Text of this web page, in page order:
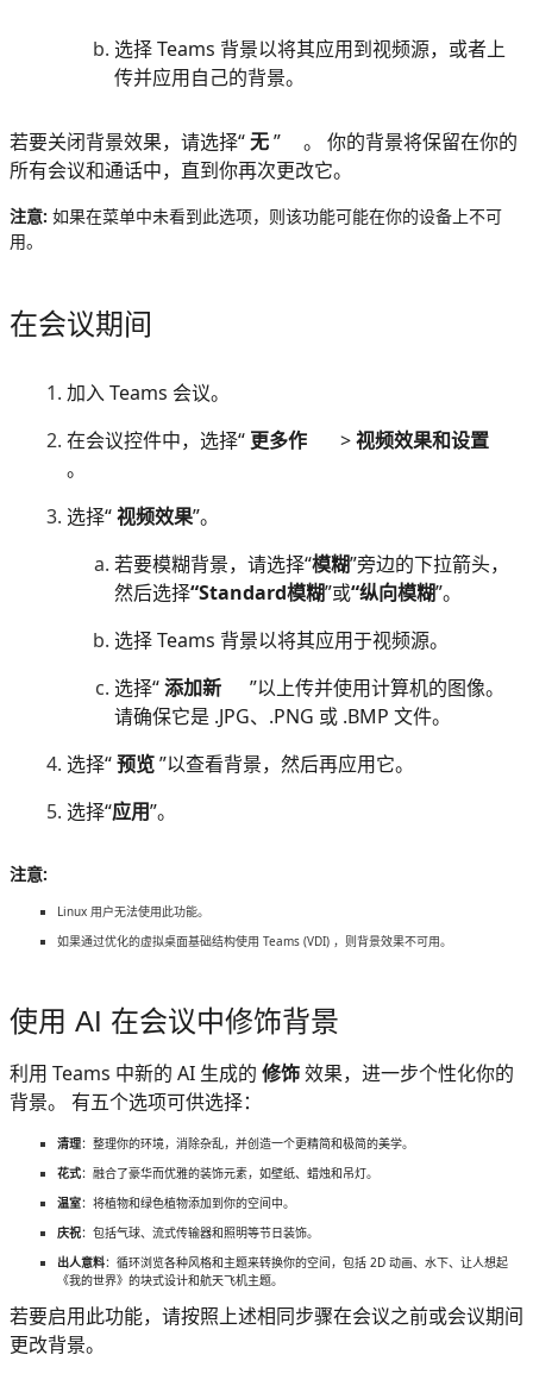
选择 Teams 背景以将其应用到视频源，或者上
传并应用自己的背景。
若要关闭背景效果，请选择“无”
。 你的背景将保留在你的
所有会议和通话中，直到你再次更改它。
注意: 如果在菜单中未看到此选项，则该功能可能在你的设备上不可
用。
在会议期间
加入 Teams 会议。
在会议控件中，选择“ 更多作 >视频效果和设置
。
选择“视频效果”。
若要模糊背景，请选择“模糊”旁边的下拉箭头，
然后选择“Standard模糊”或“纵向模糊”。
选择 Teams 背景以将其应用于视频源。
选择“添加新
”以上传并使用计算机的图像。
请确保它是 .JPG、.PNG 或 .BMP 文件。
选择“预览”以查看背景，然后再应用它。
选择“应用”。
注意:
Linux 用户无法使用此功能。
如果通过优化的虚拟桌面基础结构使用 Teams (VDI) ，则背景效果不可用。
使用 AI 在会议中修饰背景
利用 Teams 中新的 AI 生成的 修饰效果，进一步个性化你的
背景。 有五个选项可供选择：
清理：整理你的环境，消除杂乱，并创造一个更精简和极简的美学。
花式：融合了豪华而优雅的装饰元素，如壁纸、蜡烛和吊灯。
温室：将植物和绿色植物添加到你的空间中。
庆祝：包括气球、流式传输器和照明等节日装饰。
出人意料：循环浏览各种风格和主题来转换你的空间，包括 2D 动画、水下、让人想起
《我的世界》的块式设计和航天飞机主题。
若要启用此功能，请按照上述相同步骤在会议之前或会议期间
更改背景。